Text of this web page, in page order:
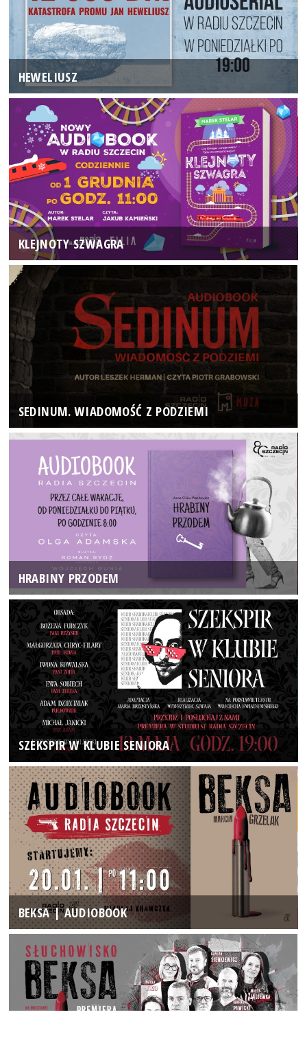
HEWELIUSZ
KLEJNOTY SZWAGRA
SEDINUM. WIADOMOŚĆ Z PODZIEMI
HRABINY PRZODEM
SZEKSPIR W KLUBIE SENIORA
BEKSA | AUDIOBOOK